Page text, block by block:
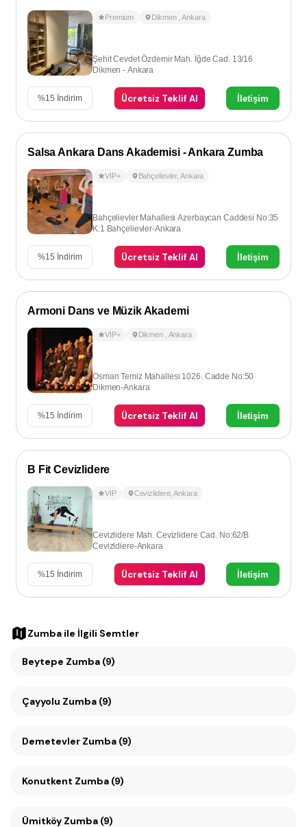
Premium Dikmen ,Ankara
Şehit Cevdet Özdemir Mah. İğde Cad. 13/16
Dikmen - Ankara
%15 İndirim Ücretsiz Teklif Al İletişim
Salsa Ankara Dans Akademisi - Ankara Zumba
VIP+ Bahçelievler,Ankara
Bahçelievler Mahallesi Azerbaycan Caddesi No:35
K:1 Bahçelievler-Ankara
%15 İndirim Ücretsiz Teklif Al İletişim
Armoni Dans ve Müzik Akademi
VIP+ Dikmen Ankara
Osman Temiz Mahallesi 1026. Cadde No:50
Dikmen-Ankara
%15 İndirim Ücretsiz Teklif Al İletişim
B Fit Cevizlidere
VIP Cevizlidere,Ankara
Cevizlidere Mah. Cevizlidere Cad. No:62/B
Cevizldiere-Ankara
%15 İndirim Ücretsiz Teklif Al İletişim
Zumba ile İlgili Semtler
Beytepe Zumba (9)
Çayyolu Zumba (9)
Demetevler Zumba (9)
Konutkent Zumba (9)
Ümitköy Zumba (9)